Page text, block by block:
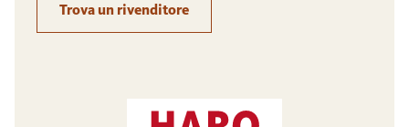
Trova un rivenditore